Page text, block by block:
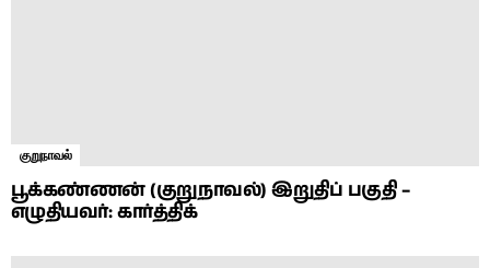
குறுநாவல்
பூக்கண்ணன் (குறுநாவல்) இறுதிப் பகுதி –
எழுதியவர்: கார்த்திக்